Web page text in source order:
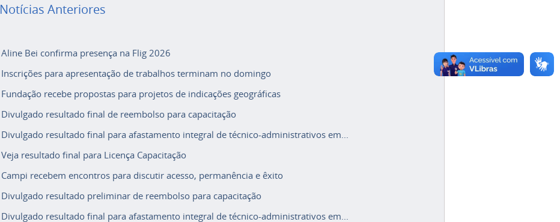
Notícias Anteriores
Aline Bei confirma presença na Flig 2026
Inscrições para apresentação de trabalhos terminam no domingo
Fundação recebe propostas para projetos de indicações geográficas
Divulgado resultado final de reembolso para capacitação
Divulgado resultado final para afastamento integral de técnico-administrativos em...
Veja resultado final para Licença Capacitação
Campi recebem encontros para discutir acesso, permanência e êxito
Divulgado resultado preliminar de reembolso para capacitação
Divulgado resultado final para afastamento integral de técnico-administrativos em...